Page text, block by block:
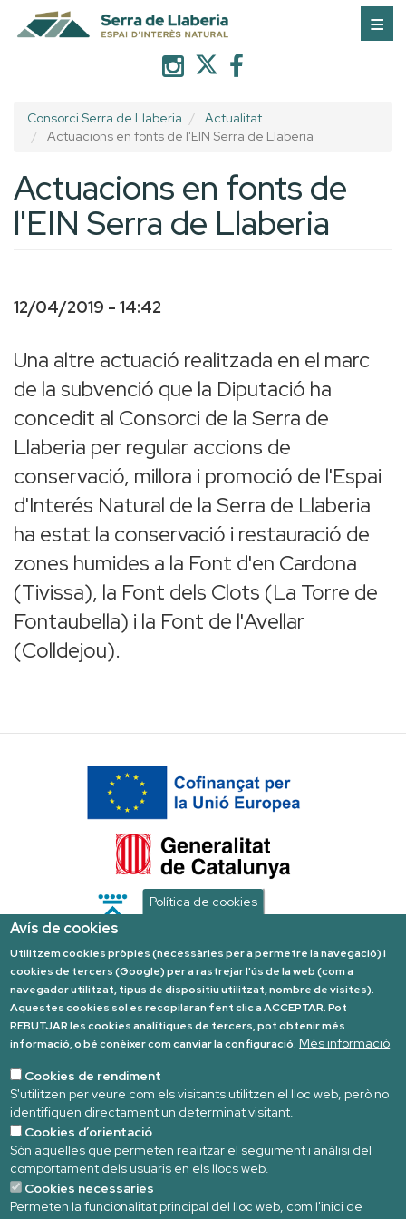
Consorci Serra de Llaberia
Actualitat
Actuacions en fonts de l'EIN Serra de Llaberia
Actuacions en fonts de
l'EIN Serra de Llaberia
12/04/2019 - 14:42
Una altre actuació realitzada en el marc
de la subvenció que la Diputació ha
concedit al Consorci de la Serra de
Llaberia per regular accions de
conservació, millora i promoció de l'Espai
d'Interés Natural de la Serra de Llaberia
ha estat la conservació i restauració de
zones humides a la Font d'en Cardona
(Tivissa), la Font dels Clots (La Torre de
Fontaubella) i la Font de l'Avellar
(Colldejou).
Consorci Serra de Llaberia
Carrer Foig, 5, 43746 Tivissa
Política de cookies
Avís de cookies
Utilitzem cookies pròpies (necessàries per a permetre la navegació) i
cookies de tercers (Google) per a rastrejar l'ús de la web (com a
navegador utilitzat, tipus de dispositiu utilitzat, nombre de visites).
Aquestes cookies sol es recopilaran fent clic a ACCEPTAR. Pot
REBUTJAR les cookies analítiques de tercers, pot obtenir més
informació, o bé conèixer com canviar la configuració. Més informació
Cookies de rendiment
S'utilitzen per veure com els visitants utilitzen el lloc web, però no
identifiquen directament un determinat visitant.
Cookies d’orientació
Són aquelles que permeten realitzar el seguiment i anàlisi del
comportament dels usuaris en els llocs web.
Cookies necessaries
Permeten la funcionalitat principal del lloc web, com l'inici de